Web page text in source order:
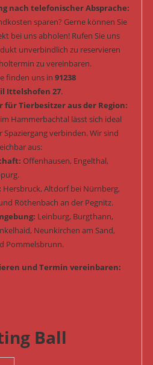
nach telefonischer Absprache:
sparen? Gerne können Sie
bei uns abholen! Rufen Sie uns
unverbindlich zu reservieren
zu vereinbaren.
finden uns in 91238
Ittelshofen 27.
Tierbesitzer aus der Region:
Hammerbachtal lässt sich ideal
verbinden. Wir sind
aus:
Offenhausen, Engelthal,
Hersbruck, Altdorf bei Nürnberg,
Röthenbach an der Pegnitz.
Leinburg, Burgthann,
Neunkirchen am Sand,
Pommelsbrunn.
und Termin vereinbaren:
Ball